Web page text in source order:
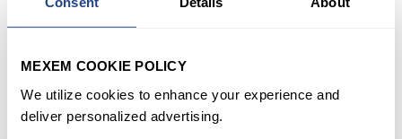
MEXEM COOKIE POLICY
We utilize cookies to enhance your experience and
deliver personalized advertising.
Leer verder
Scroll naar boven